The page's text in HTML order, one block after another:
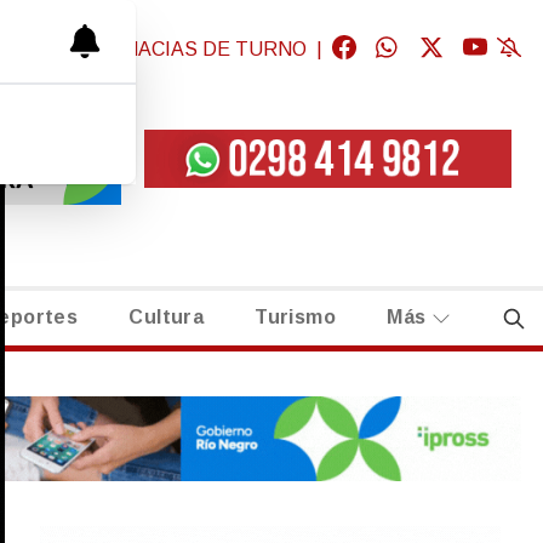
| FARMACIAS DE TURNO
Cultura Turismo Más